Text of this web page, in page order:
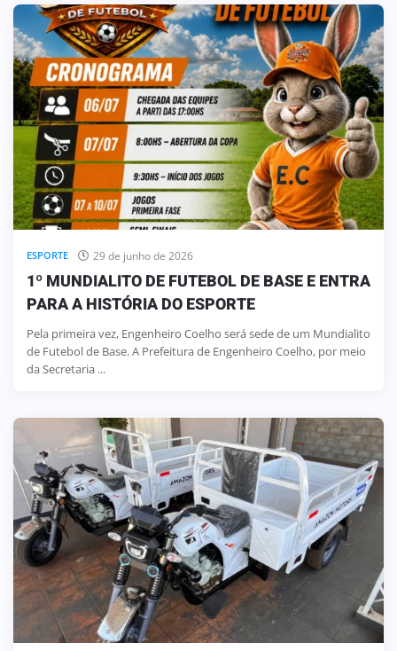
ESPORTE 29 de junho de 2026
1º MUNDIALITO DE FUTEBOL DE BASE E ENTRA
PARA A HISTÓRIA DO ESPORTE
Pela primeira vez, Engenheiro Coelho será sede de um Mundialito
de Futebol de Base. A Prefeitura de Engenheiro Coelho, por meio
da Secretaria ...